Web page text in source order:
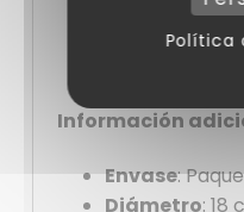
y particulares.
Información
Envase:
Diámetro: 18
Política